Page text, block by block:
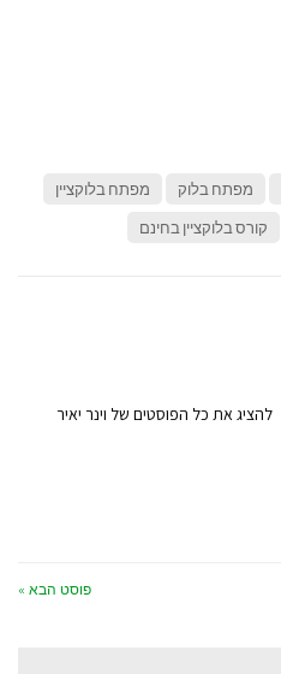
מפתח בלוק
מפתח בלוקציין
קורס בלוקציין בחינם
להציג את כל הפוסטים של וינר יאיר
פוסט הבא »